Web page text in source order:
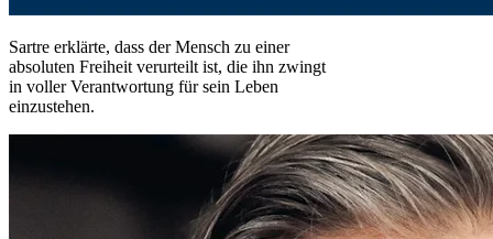
Sartre erklärte, dass der Mensch zu einer
absoluten Freiheit verurteilt ist, die ihn zwingt
in voller Verantwortung für sein Leben
einzustehen.